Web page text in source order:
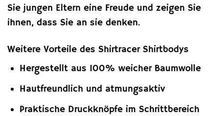
Sie jungen Eltern eine Freude und zeigen Sie
ihnen, dass Sie an sie denken.
Weitere Vorteile des Shirtracer Shirtbodys
Hergestellt aus 100% weicher Baumwolle
Hautfreundlich und atmungsaktiv
Praktische Druckknöpfe im Schrittbereich